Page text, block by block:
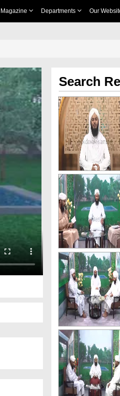
Magazine Departments Our
Search